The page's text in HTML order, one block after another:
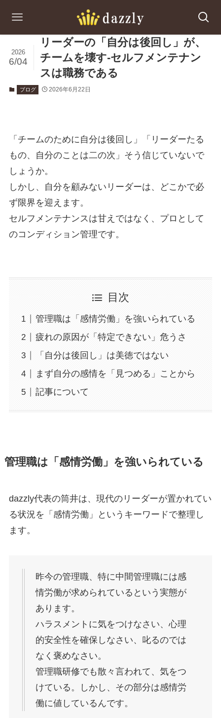
リーダーの「自分は後回し」が、
チームを壊す-セルフメンテナン
スは職務である
2026
6/04
ブログ 2026年6月22日
「チームのために自分は後回し」「リーダーたる
もの、自分のことは二の次」そう信じていないで
しょうか。
しかし、自分を顧みないリーダーは、どこかで必
ず限界を迎えます。
セルフメンテナンスは甘えではなく、プロとして
のコンディション管理です。
目次
管理職は「感情労働」を強いられている
疲れの原因が「特定できない」危うさ
「自分は後回し」は美徳ではない
まず自分の感情を「見つめる」ことから
記事について
管理職は「感情労働」を強いられている
dazzly代表の筒井は、現代のリーダーが置かれてい
る状況を「感情労働」というキーワードで整理し
ます。
昨今の管理職、特に中間管理職には感
情労働が求められているという実態が
あります。
ハラスメントに気をつけなさい、心理
的安全性を確保しなさい、叱るのでは
なく褒めなさい。
管理職研修でも散々言われて、気をつ
けている。しかし、その部分は感情労
働に値しているんです。